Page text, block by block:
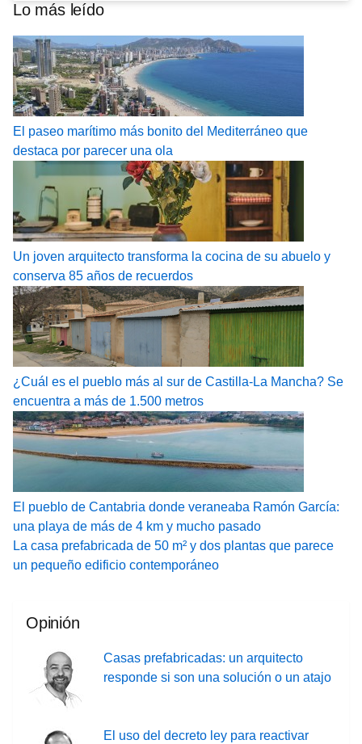
Lo más leído
El paseo marítimo más bonito del Mediterráneo que
destaca por parecer una ola
Un joven arquitecto transforma la cocina de su abuelo y
conserva 85 años de recuerdos
¿Cuál es el pueblo más al sur de Castilla-La Mancha? Se
encuentra a más de 1.500 metros
El pueblo de Cantabria donde veraneaba Ramón García:
una playa de más de 4 km y mucho pasado
La casa prefabricada de 50 m² y dos plantas que parece
un pequeño edificio contemporáneo
Opinión
Casas prefabricadas: un arquitecto
responde si son una solución o un atajo
El uso del decreto ley para reactivar